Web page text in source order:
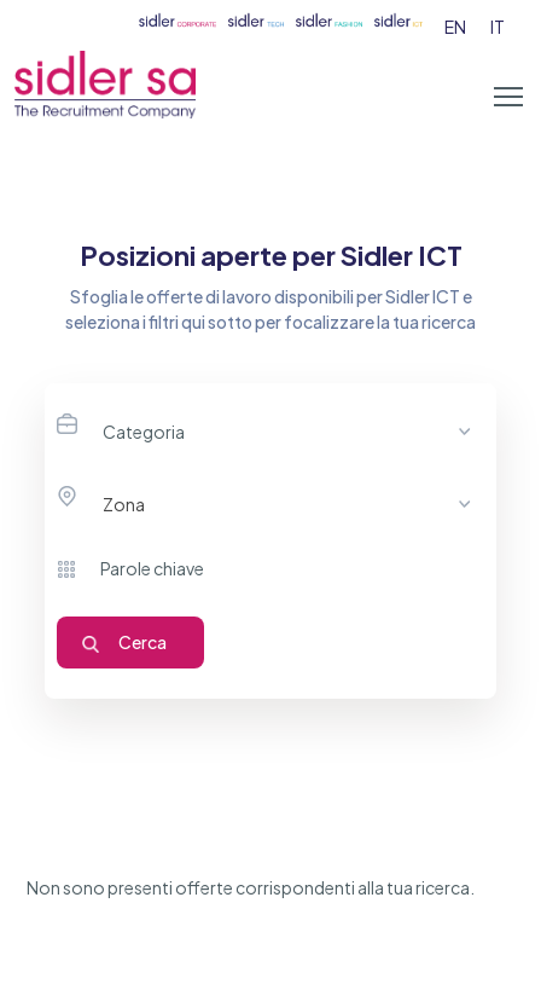
EN IT
Posizioni aperte per Sidler ICT
Sfoglia le offerte di lavoro disponibili per Sidler ICT e
seleziona i filtri qui sotto per focalizzare la tua ricerca
Categoria
Zona
Non sono presenti offerte corrispondenti alla tua ricerca.